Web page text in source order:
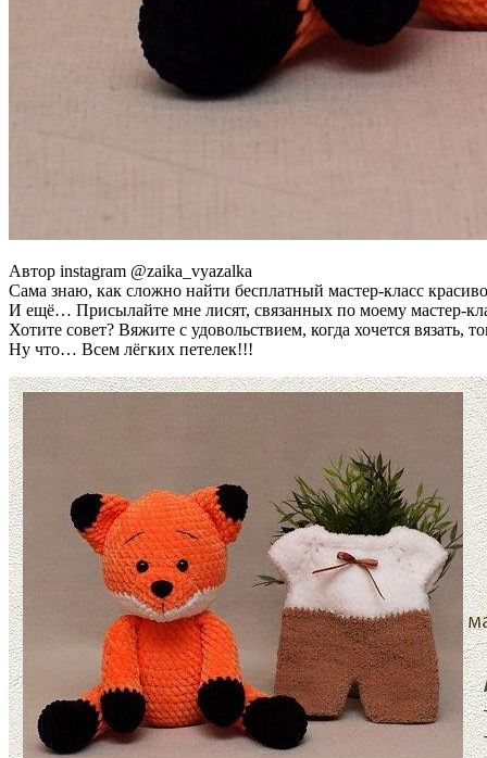
Автор instagram @zaika_vyazalka
Сама знаю, как сложно найти бесплатный мастер-класс
И ещё… Присылайте мне лисят, связанных по моему мастер-
Хотите совет? Вяжите с удовольствием, когда хочется
Ну что… Всем лёгких петелек!!!